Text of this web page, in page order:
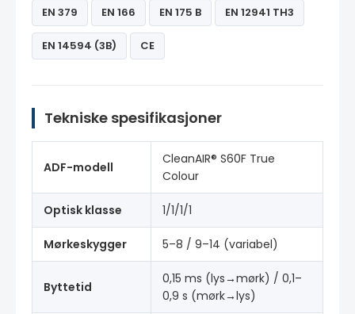
EN 379 EN 166 EN 175 B EN 12941 TH3
EN 14594 (3B) CE
Tekniske spesifikasjoner
ADF-modell
CleanAIR® S60F True
Colour
Optisk klasse 1/1/1/1
Mørkeskygger 5–8 / 9–14 (variabel)
Byttetid
0,15 ms (lys→mørk) / 0,1–
0,9 s (mørk→lys)